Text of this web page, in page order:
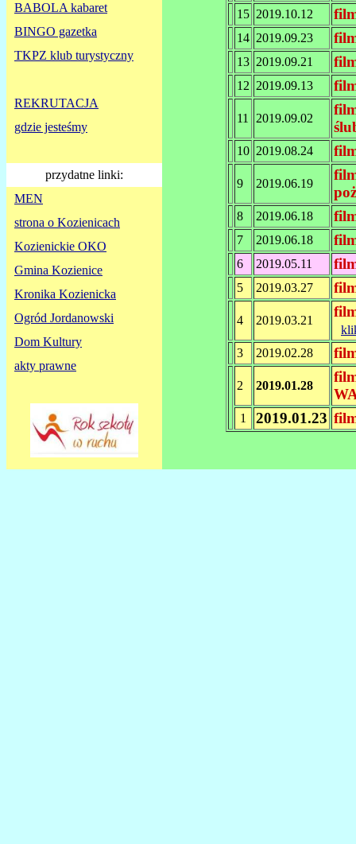
15 2019.10.12
14 2019.09.23
13 2019.09.21
12 2019.09.13
11 2019.09.02
10 2019.08.24
9 2019.06.19
8 2019.06.18
7 2019.06.18
6 2019.05.11
5 2019.03.27
4 2019.03.21
3
2019.02.28
2 2019.01.28
1 2019.01.23
BABOLA kabaret
BINGO gazetka
TKPZ klub turystyczny
REKRUTACJA
gdzie jesteśmy
przydatne linki:
MEN
strona o Kozienicach
Kozienickie OKO
Gmina Kozienice
Kronika Kozienicka
Ogród Jordanowski
Dom Kultury
akty prawne